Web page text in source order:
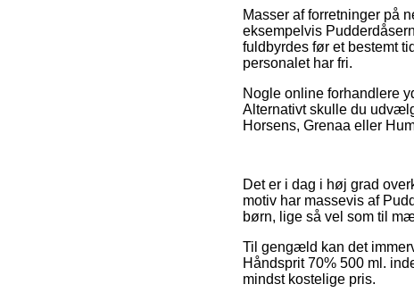
Masser af forretninger på
eksempelvis
fuldbyrdes før et bestemt
personalet har fri.
Nogle online forhandlere
Alternativt skulle du
Horsens, Grenaa eller
Det er i dag i høj grad
motiv har massevis af
børn, lige så vel som til
Til gengæld kan det
Håndsprit 70% 500 ml.
mindst kostelige pris.